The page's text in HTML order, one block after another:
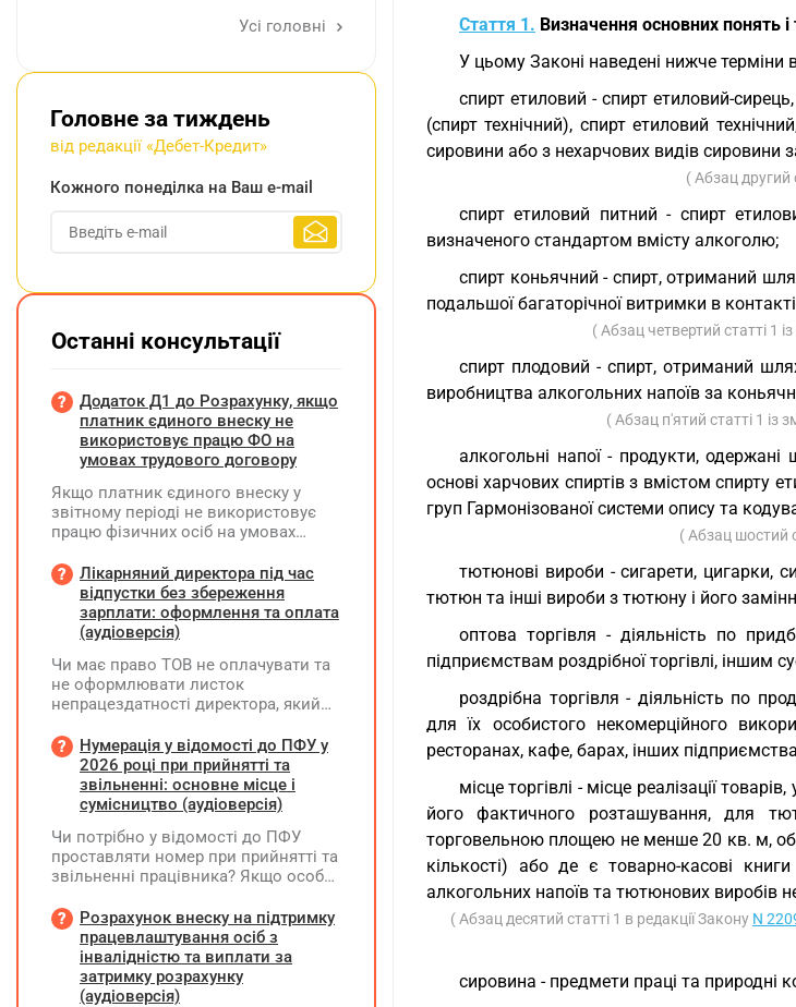
Стаття 1. Визначення основних понять і
У цьому Законі наведені нижче
спирт етиловий - спирт етиловий-
(спирт технічний), спирт етиловий
сировини або з нехарчових видів сировини
( Абзац другий
спирт етиловий питний - спирт
визначеного стандартом вмісту алкоголю;
спирт коньячний - спирт, отриманий
подальшої багаторічної витримки в
( Абзац четвертий статті 1
спирт плодовий - спирт, отриманий
виробництва алкогольних напоїв за
( Абзац п'ятий статті 1 із
алкогольні напої - продукти, одержані
основі харчових спиртів з вмістом спирту
груп Гармонізованої системи опису та
( Абзац шостий
тютюнові вироби - сигарети, цигарки,
тютюн та інші вироби з тютюну і його
оптова торгівля - діяльність по
підприємствам роздрібної торгівлі, іншим
роздрібна торгівля - діяльність по
для їх особистого некомерційного
ресторанах, кафе, барах, інших
місце торгівлі - місце реалізації
його фактичного розташування, для
торговельною площею не менше 20 кв. м,
кількості) або де є товарно-касові
алкогольних напоїв та тютюнових виробів
( Абзац десятий статті 1 в редакції Закону N
сировина - предмети праці та природні
Усі головні
Головне за тиждень
від редакції «Дебет-Кредит»
Кожного понеділка на Ваш e-mail
Останні консультації
Додаток Д1 до Розрахунку, якщо
платник єдиного внеску не
використовує працю ФО на
умовах трудового договору
Якщо платник єдиного внеску у
звітному періоді не використовує
працю фізичних осіб на умовах
на інших умовах, передбачених
законодавством, Додаток Д1/
Додаток ФІЗ-Д1 за відповідний
період не подається
Лікарняний директора під час
відпустки без збереження
зарплати: оформлення та оплата
(аудіоверсія)
Чи має право ТОВ не оплачувати та
не оформлювати листок
непрацездатності директора, який
збереження заробітної плати під час
призупинення діяльності
підприємства?
Нумерація у відомості до ПФУ у
2026 році при прийнятті та
звільненні: основне місце і
сумісництво (аудіоверсія)
Чи потрібно у відомості до ПФУ
проставляти номер при прийнятті та
звільненні працівника? Якщо особа
місцем роботи та за сумісництвом,
чи рахується це як два роботодавці?
Розрахунок внеску на підтримку
працевлаштування осіб з
інвалідністю та виплати за
затримку розрахунку
(аудіоверсія)